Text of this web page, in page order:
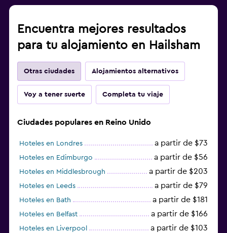
Encuentra mejores resultados
para tu alojamiento en Hailsham
Otras ciudades Alojamientos alternativos
Voy a tener suerte Completa tu viaje
Ciudades populares en Reino Unido
Hoteles en Londres a partir de $73
Hoteles en Edimburgo a partir de $56
Hoteles en Middlesbrough a partir de $203
Hoteles en Leeds a partir de $79
Hoteles en Bath a partir de $181
Hoteles en Belfast a partir de $166
Hoteles en Liverpool a partir de $103